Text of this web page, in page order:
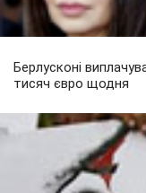
Берлусконі
тисяч євро щодня